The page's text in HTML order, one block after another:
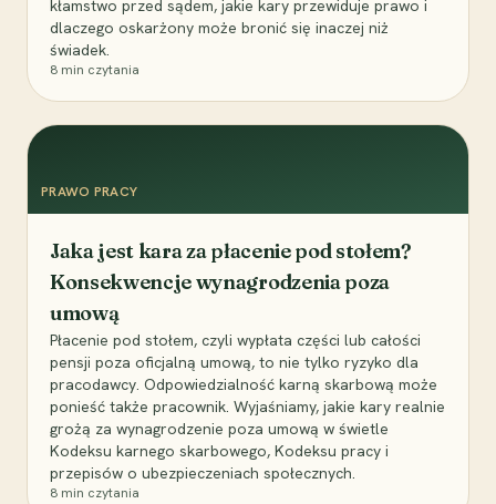
kłamstwo przed sądem, jakie kary przewiduje prawo i
dlaczego oskarżony może bronić się inaczej niż
świadek.
8 min czytania
PRAWO PRACY
Jaka jest kara za płacenie pod stołem?
Konsekwencje wynagrodzenia poza
umową
Płacenie pod stołem, czyli wypłata części lub całości
pensji poza oficjalną umową, to nie tylko ryzyko dla
pracodawcy. Odpowiedzialność karną skarbową może
ponieść także pracownik. Wyjaśniamy, jakie kary realnie
grożą za wynagrodzenie poza umową w świetle
Kodeksu karnego skarbowego, Kodeksu pracy i
przepisów o ubezpieczeniach społecznych.
8 min czytania